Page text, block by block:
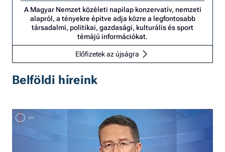
A Magyar Nemzet közéleti napilap konzervatív, nemzeti
alapról, a tényekre építve adja közre a legfontosabb
társadalmi, politikai, gazdasági, kulturális és sport
témájú információkat.
Előfizetek az újságra
Belföldi híreink